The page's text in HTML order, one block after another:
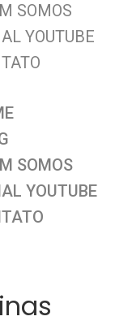
SOMOS
YOUTUBE
SOMOS
YOUTUBE